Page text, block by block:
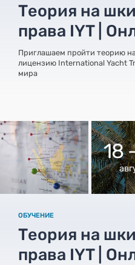
Теория на
права IYT |
Приглашаем пройти теорию
лицензию International Yacht
мира
18
ОБУЧЕНИЕ
Теория на
права IYT |